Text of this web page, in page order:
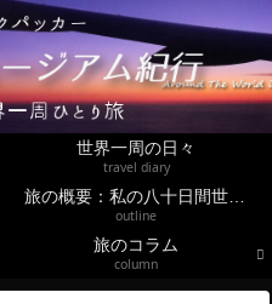
世界一周の日々
travel diary
旅の概要：私の八十日間世界一周
outline
旅のコラム
column